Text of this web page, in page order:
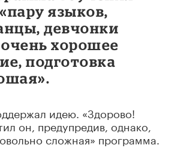
языков,
девчонки
хорошее
подготовка
идею. «Здорово!
он, предупредив, однако,
сложная» программа.